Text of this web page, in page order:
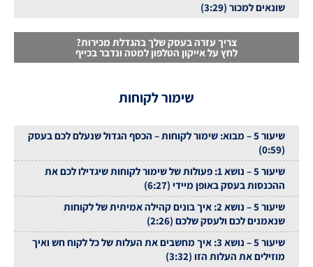
שונאים למכור (3:29)
צריך עזרה בעסק שלך בהגדלת מכירות?
לחץ על אייקון הטלפון למטה ונדבר בכייף
שימור לקוחות
שיעור 5 – מבוא: שימור לקוחות – הכסף הגדול שנעלם לכם בעסק
(0:59)
שיעור 5 – נושא 1: פעולות של שימור לקוחות שיגדילו לכם את
ההכנסות בעסק באופן מיידי (6:27)
שיעור 5 – נושא 2: איך בונים קהילה אמיתית של לקוחות
שנאמנים לכם ולעסק שלכם (2:26)
שיעור 5 – נושא 3: איך מחשבים את העלות של כל לקוח חש ואיך
מוזילים את העלות הזו (3:32)